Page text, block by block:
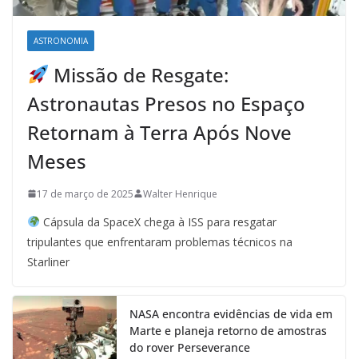
ASTRONOMIA
Missão de Resgate:
Astronautas Presos no Espaço
Retornam à Terra Após Nove
Meses
17 de março de 2025 Walter Henrique
Cápsula da SpaceX chega à ISS para resgatar
tripulantes que enfrentaram problemas técnicos na
Starliner
NASA encontra evidências de vida em
Marte e planeja retorno de amostras
do rover Perseverance